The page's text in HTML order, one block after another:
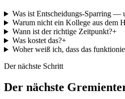
Was ist Entscheidungs-Sparring —
Warum nicht ein Kollege aus dem
Wann ist der richtige Zeitpunkt?+
Was kostet das?+
Woher weiß ich, dass das
Der nächste Schritt
Der nächste